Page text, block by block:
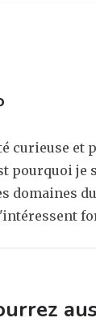
curieuse et
pourquoi je
domaines